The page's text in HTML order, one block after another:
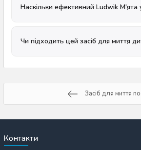
Наскільки ефективний Ludwik М'ята
Чи підходить цей засіб для миття
Засіб для миття
Контакти